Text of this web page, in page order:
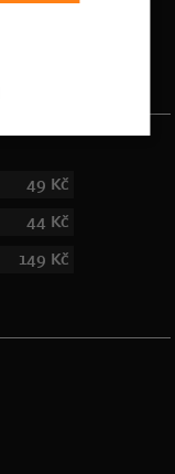
49 Kč
44 Kč
149 Kč